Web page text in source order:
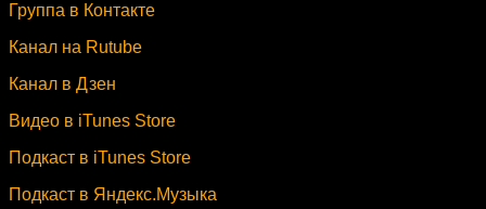
Группа в Контакте
Канал на Rutube
Канал в Дзен
Видео в iTunes Store
Подкаст в iTunes Store
Подкаст в Яндекс.Музыка